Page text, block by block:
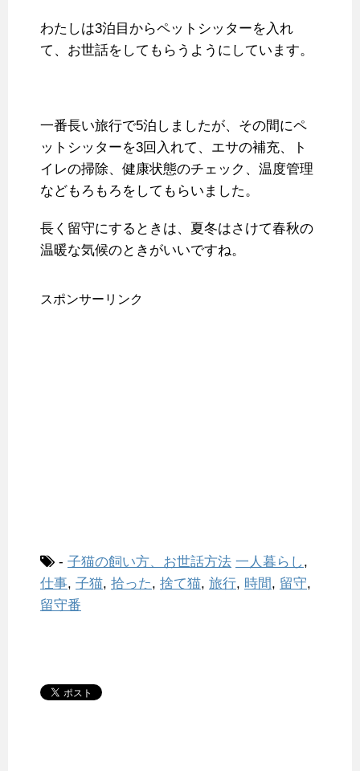
わたしは3泊目からペットシッターを入れ
て、お世話をしてもらうようにしています。
一番長い旅行で5泊しましたが、その間にペ
ットシッターを3回入れて、エサの補充、ト
イレの掃除、健康状態のチェック、温度管理
などもろもろをしてもらいました。
長く留守にするときは、夏冬はさけて春秋の
温暖な気候のときがいいですね。
スポンサーリンク
- 子猫の飼い方、お世話方法 一人暮らし,
仕事, 子猫, 拾った, 捨て猫, 旅行, 時間, 留守,
留守番